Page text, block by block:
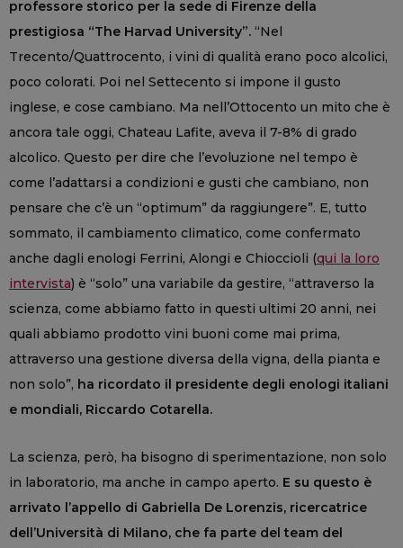
professore storico per la sede di Firenze della
prestigiosa “The Harvad University”. “Nel
Trecento/Quattrocento, i vini di qualità erano poco alcolici,
poco colorati. Poi nel Settecento si impone il gusto
inglese, e cose cambiano. Ma nell’Ottocento un mito che è
ancora tale oggi, Chateau Lafite, aveva il 7-8% di grado
alcolico. Questo per dire che l’evoluzione nel tempo è
come l’adattarsi a condizioni e gusti che cambiano, non
pensare che c’è un “optimum” da raggiungere”. E, tutto
sommato, il cambiamento climatico, come confermato
anche dagli enologi Ferrini, Alongi e Chioccioli (qui la loro
intervista) è “solo” una variabile da gestire, “attraverso la
scienza, come abbiamo fatto in questi ultimi 20 anni, nei
quali abbiamo prodotto vini buoni come mai prima,
attraverso una gestione diversa della vigna, della pianta e
non solo”, ha ricordato il presidente degli enologi italiani
e mondiali, Riccardo Cotarella.
La scienza, però, ha bisogno di sperimentazione, non solo
in laboratorio, ma anche in campo aperto. E su questo è
arrivato l’appello di Gabriella De Lorenzis, ricercatrice
dell’Università di Milano, che fa parte del team del